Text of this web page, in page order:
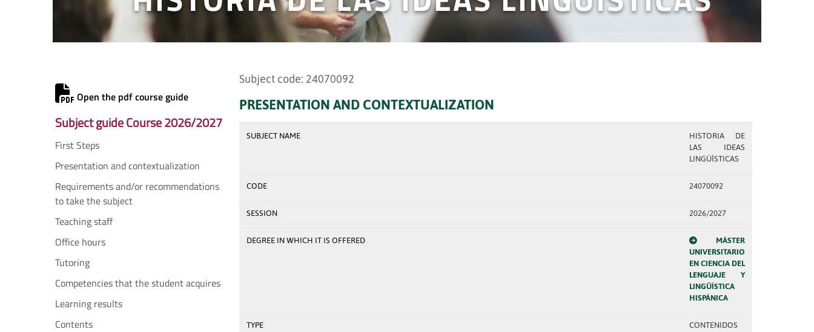
Open the pdf course guide
Subject guide Course 2026/2027
First Steps
Presentation and contextualization
Requirements and/or recommendations
to take the subject
Teaching staff
Office hours
Tutoring
Competencies that the student acquires
Learning results
Contents
Subject code: 24070092
PRESENTATION AND CONTEXTUALIZATION
SUBJECT NAME
HISTORIA DE
LAS IDEAS
LINGÜÍSTICAS
CODE 24070092
SESSION 2026/2027
DEGREE IN WHICH IT IS OFFERED
MÁSTER
UNIVERSITARIO
EN CIENCIA DEL
LENGUAJE Y
LINGÜÍSTICA
HISPÁNICA
TYPE CONTENIDOS